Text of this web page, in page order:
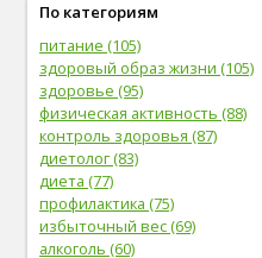
По категориям
питание (105)
здоровый образ жизни (105)
здоровье (95)
физическая активность (88)
контроль здоровья (87)
диетолог (83)
диета (77)
профилактика (75)
избыточный вес (69)
алкоголь (60)